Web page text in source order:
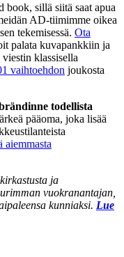
sillä siitä saat apua
AD-tiimimme oikea
tekemisessä. Ota
palata kuvapankkiin ja
klassisella
vaihtoehdon joukosta
todellista
pääoma, joka lisää
aiemmasta
ja
vuokranantajan,
kunniaksi. Lue